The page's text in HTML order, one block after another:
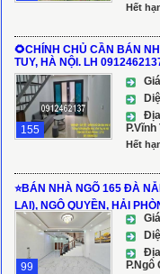
Hết
🌻CHÍNH CHỦ CẦN BÁN
TUY, HÀ NỘI. LH
155
Giá
Hết
⭐️BÁN NHÀ NGÕ 165 ĐÀ
LAI), NGÔ QUYỀN, HẢI
99
Giá
P.Ngô